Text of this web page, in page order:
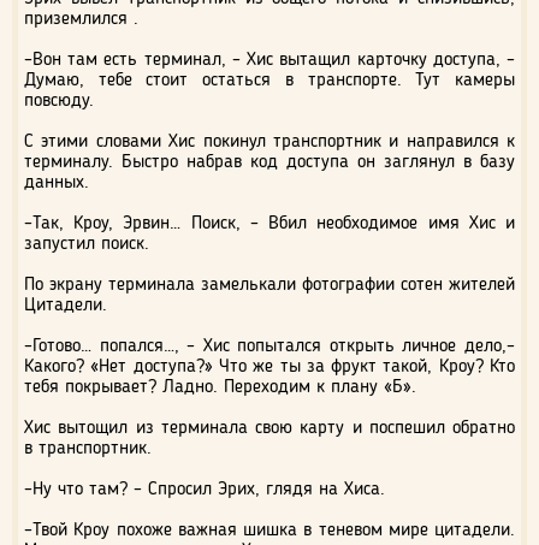
приземлился .
–Вон там есть терминал, – Хис вытащил карточку доступа, –
Думаю, тебе стоит остаться в транспорте. Тут камеры
повсюду.
С этими словами Хис покинул транспортник и направился к
терминалу. Быстро набрав код доступа он заглянул в базу
данных.
–Так, Кроу, Эрвин… Поиск, – Вбил необходимое имя Хис и
запустил поиск.
По экрану терминала замелькали фотографии сотен жителей
Цитадели.
–Готово… попался…, – Хис попытался открыть личное дело,–
Какого? «Нет доступа?» Что же ты за фрукт такой, Кроу? Кто
тебя покрывает? Ладно. Переходим к плану «Б».
Хис вытощил из терминала свою карту и поспешил обратно
в транспортник.
–Ну что там? – Спросил Эрих, глядя на Хиса.
–Твой Кроу похоже важная шишка в теневом мире цитадели.